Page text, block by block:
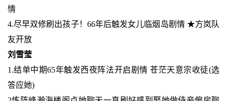
情
4.尽早双修刷出孩子！66年后触发女儿临烟岛剧情 ★方岚队
友开放
刘雪莹
1.结单中期65年触发西夜阵法开启剧情 苍茫天意宗收徒(选
答应她)